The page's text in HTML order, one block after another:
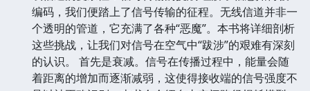
编码，我们便踏上了信号传输的征程。无线信道并非一
个透明的管道，它充满了各种“恶魔”。本书将详细剖析
这些挑战，让我们对信号在空气中“跋涉”的艰难有深刻
的认识。 首先是衰减。信号在传播过程中，能量会随
着距离的增加而逐渐减弱，这使得接收端的信号强度不